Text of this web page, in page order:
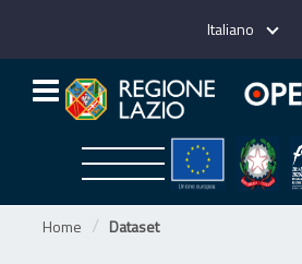
Italiano
Home Dataset